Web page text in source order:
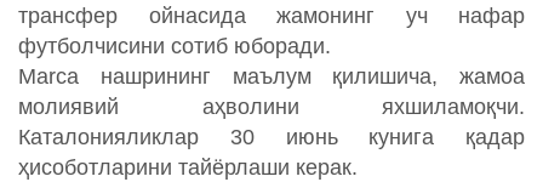
трансфер ойнасида жамонинг уч нафар
футболчисини сотиб юборади.
Marca нашрининг маълум қилишича, жамоа
молиявий аҳволини яхшиламоқчи.
Каталонияликлар 30 июнь кунига қадар
ҳисоботларини тайёрлаши керак.